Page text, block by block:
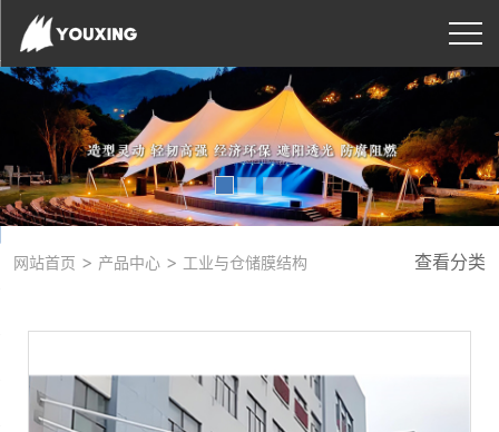
网站首页 > 产品中心 > 工业与仓储膜结构 查看分类